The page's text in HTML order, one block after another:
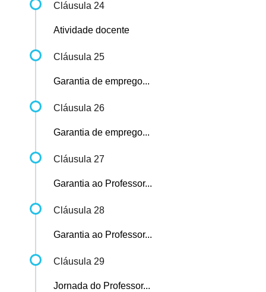
Cláusula 24
Atividade docente
Cláusula 25
Garantia de emprego...
Cláusula 26
Garantia de emprego...
Cláusula 27
Garantia ao Professor...
Cláusula 28
Garantia ao Professor...
Cláusula 29
Jornada do Professor...